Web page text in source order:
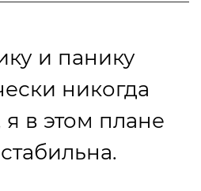
и панику
никогда
в этом плане